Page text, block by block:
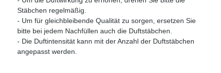
Stäbchen regelmäßig.
- Um für gleichbleibende Qualität zu sorgen, ersetzen Sie
bitte bei jedem Nachfüllen auch die Duftstäbchen.
- Die Duftintensität kann mit der Anzahl der Duftstäbchen
angepasst werden.